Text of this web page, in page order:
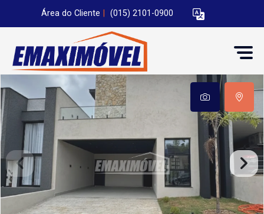
Área do Cliente (015) 2101-0900